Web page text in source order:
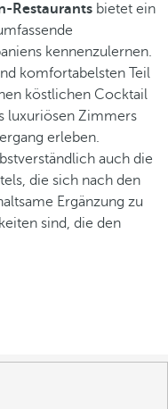
Restaurants bietet ein
kennenzulernen.
komfortabelsten Teil
köstlichen Cocktail
luxuriösen Zimmers
erleben.
auch die
die sich nach den
Ergänzung zu
sind, die den